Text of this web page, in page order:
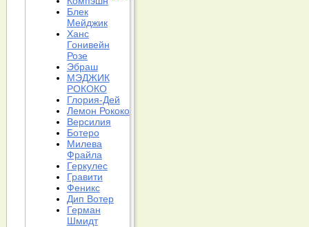
Блек
Мейджик
Ханс
Гонивейн
Розе
Эбраш
МЭДЖИК
РОКОКО
Глория-Дей
Лемон Рококо
Версилия
Ботеро
Милева
Фрайла
Геркулес
Гравити
Феникс
Дип Вотер
Герман
Шмидт